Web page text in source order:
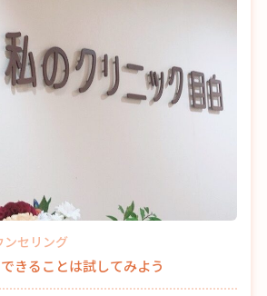
ンセリング
きることは試してみよう